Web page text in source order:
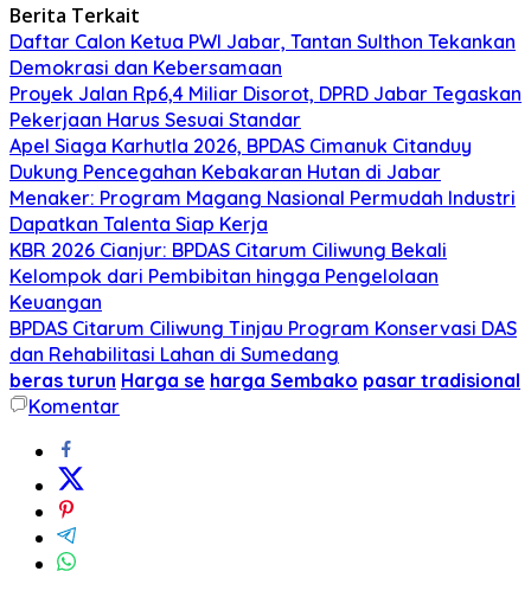
Berita Terkait
Daftar Calon Ketua PWI Jabar, Tantan Sulthon Tekankan
Demokrasi dan Kebersamaan
Proyek Jalan Rp6,4 Miliar Disorot, DPRD Jabar Tegaskan
Pekerjaan Harus Sesuai Standar
Apel Siaga Karhutla 2026, BPDAS Cimanuk Citanduy
Dukung Pencegahan Kebakaran Hutan di Jabar
Menaker: Program Magang Nasional Permudah Industri
Dapatkan Talenta Siap Kerja
KBR 2026 Cianjur: BPDAS Citarum Ciliwung Bekali
Kelompok dari Pembibitan hingga Pengelolaan
Keuangan
BPDAS Citarum Ciliwung Tinjau Program Konservasi DAS
dan Rehabilitasi Lahan di Sumedang
beras turun Harga se harga Sembako pasar tradisional
Komentar